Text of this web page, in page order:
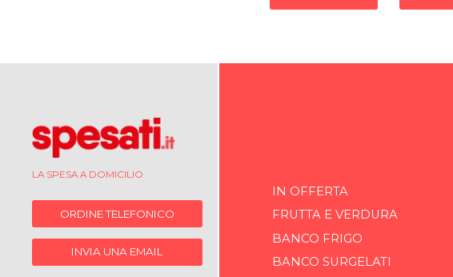
LA SPESA A DOMICILIO
ORDINE TELEFONICO
INVIA UNA EMAIL
IN OFFERTA
FRUTTA E VERDURA
BANCO FRIGO
BANCO SURGELATI